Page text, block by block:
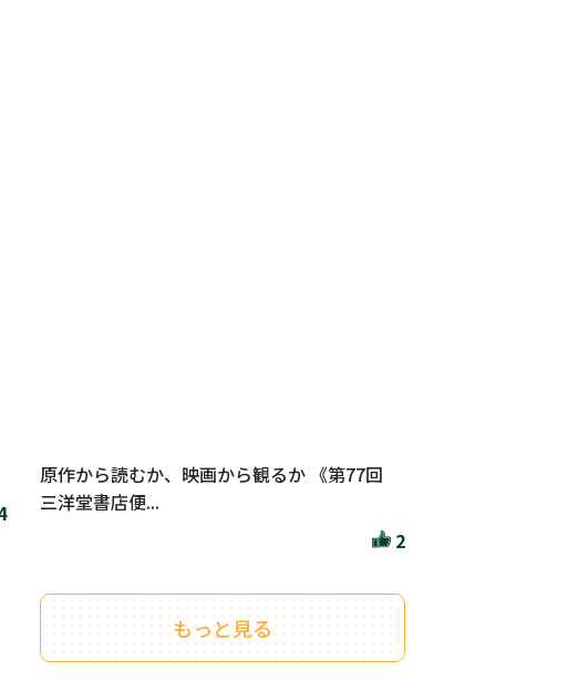
原作から読むか、映画から観るか 《第77回
三洋堂書店便...
2
もっと見る